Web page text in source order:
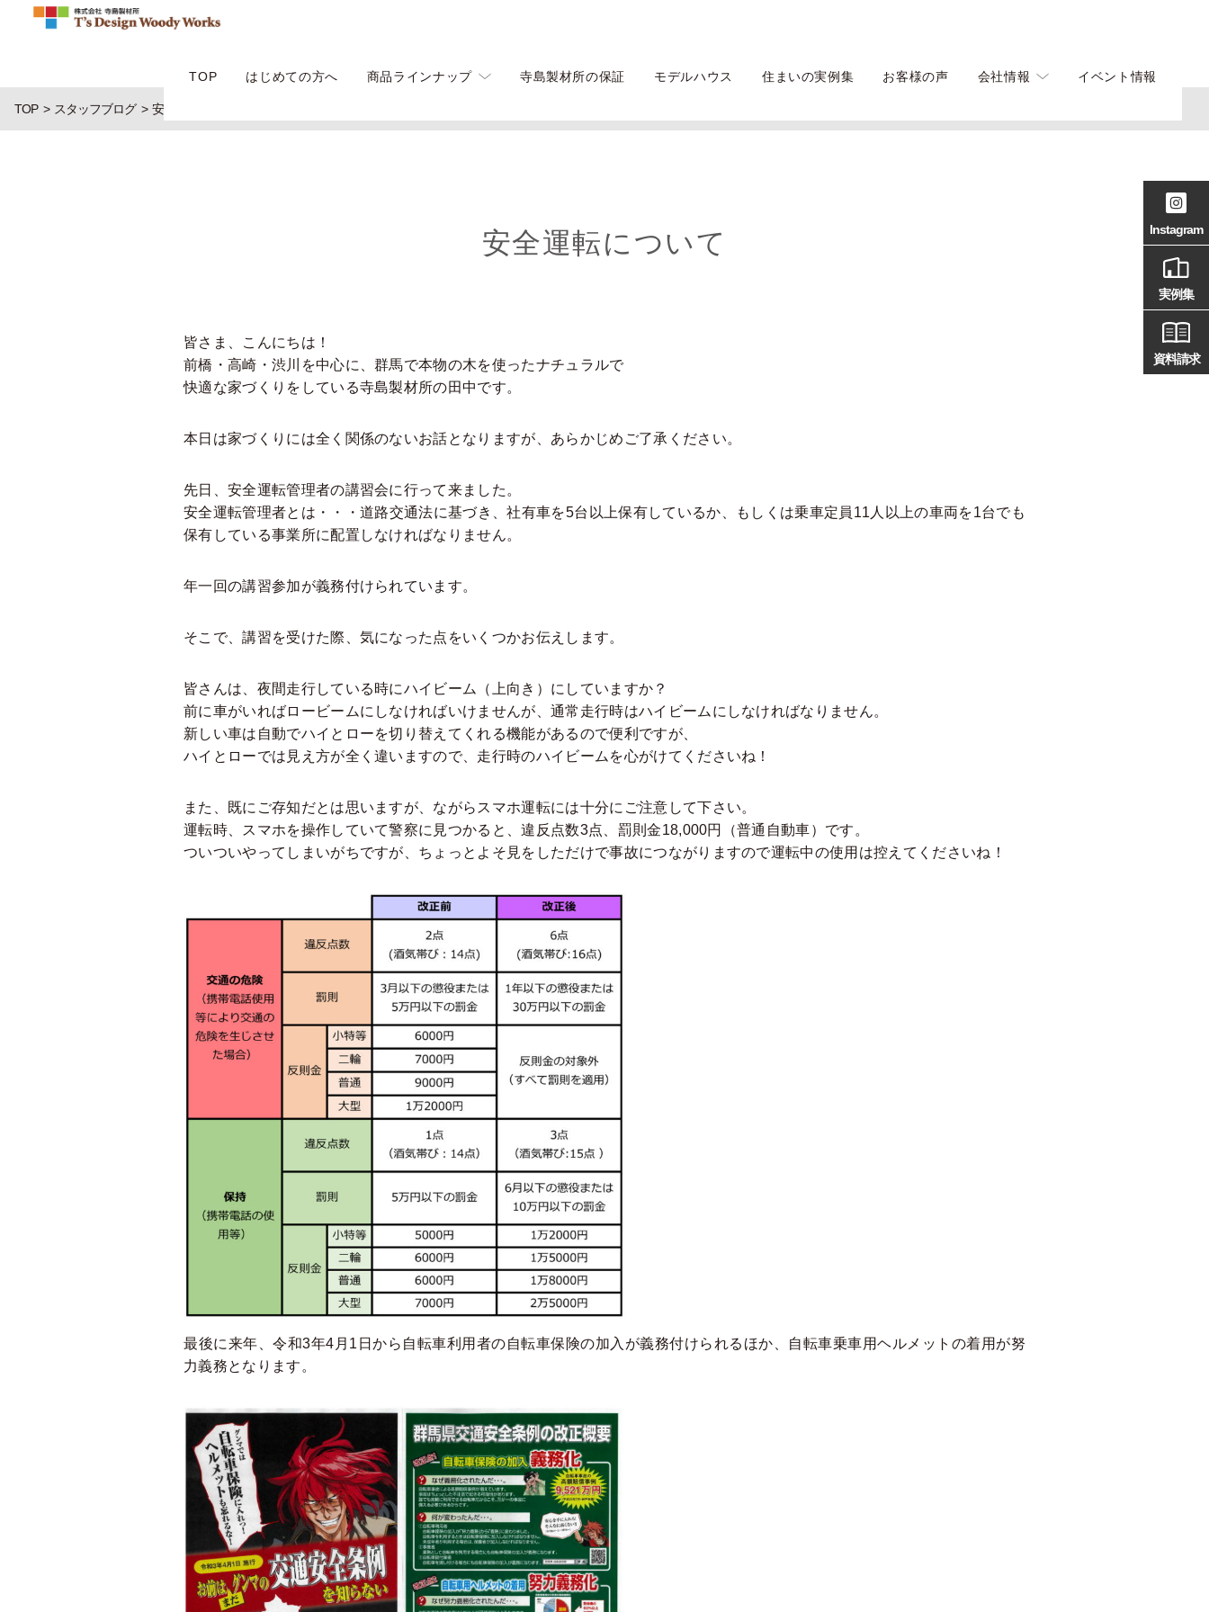
TOP はじめての方へ 商品ラインナップ 寺島製材所の保証 モデルハウス 住まいの実例集 お客様の声 会社情報 イベント情報
TOP スタッフブログ 安全運転について
安全運転について
皆さま、こんにちは！
前橋・高崎・渋川を中心に、群馬で本物の木を使ったナチュラルで
快適な家づくりをしている寺島製材所の田中です。
本日は家づくりには全く関係のないお話となりますが、あらかじめご了承ください。
先日、安全運転管理者の講習会に行って来ました。
安全運転管理者とは・・・道路交通法に基づき、社有車を5台以上保有しているか、もしくは乗車定員11人以上の車両を1台でも
保有している事業所に配置しなければなりません。
年一回の講習参加が義務付けられています。
そこで、講習を受けた際、気になった点をいくつかお伝えします。
皆さんは、夜間走行している時にハイビーム（上向き）にしていますか？
前に車がいればロービームにしなければいけませんが、通常走行時はハイビームにしなければなりません。
新しい車は自動でハイとローを切り替えてくれる機能があるので便利ですが、
ハイとローでは見え方が全く違いますので、走行時のハイビームを心がけてくださいね！
また、既にご存知だとは思いますが、ながらスマホ運転には十分にご注意して下さい。
運転時、スマホを操作していて警察に見つかると、違反点数3点、罰則金18,000円（普通自動車）です。
ついついやってしまいがちですが、ちょっとよそ見をしただけで事故につながりますので運転中の使用は控えてくださいね！
最後に来年、令和3年4月1日から自転車利用者の自転車保険の加入が義務付けられるほか、自転車乗車用ヘルメットの着用が努
力義務となります。
Instagram
実例集
資料請求